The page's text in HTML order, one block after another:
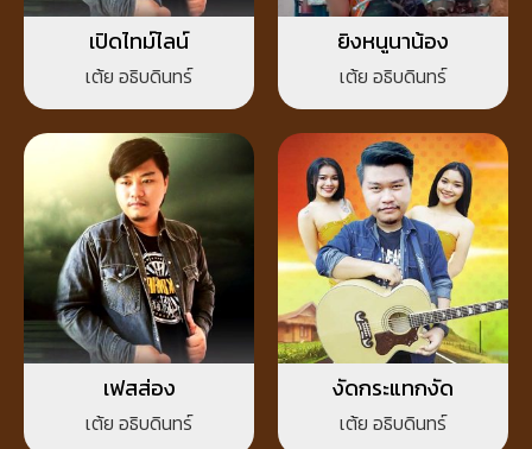
เปิดไทม์ไลน์
เต้ย อธิบดินทร์
ยิงหนูนาน้อง
เต้ย อธิบดินทร์
เฟสส่อง
เต้ย อธิบดินทร์
งัดกระแทกงัด
เต้ย อธิบดินทร์